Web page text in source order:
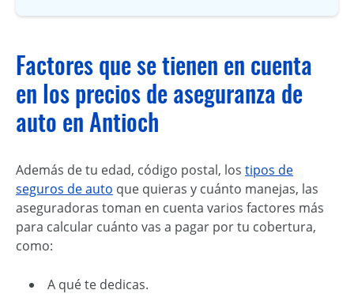
Factores que se tienen en cuenta
en los precios de aseguranza de
auto en Antioch
Además de tu edad, código postal, los tipos de
seguros de auto que quieras y cuánto manejas, las
aseguradoras toman en cuenta varios factores más
para calcular cuánto vas a pagar por tu cobertura,
como:
A qué te dedicas.